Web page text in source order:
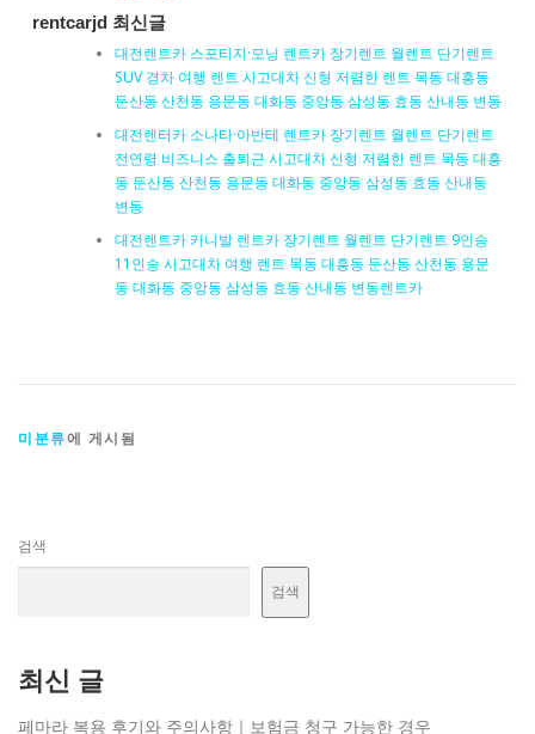
rentcarjd 최신글
대전렌트카 스포티지·모닝 렌트카 장기렌트 월렌트 단기렌트
SUV 경차 여행 렌트 사고대차 신형 저렴한 렌트 목동 대흥동
둔산동 산천동 용문동 대화동 중앙동 삼성동 효동 산내동 변동
대전렌터카 소나타·아반테 렌트카 장기렌트 월렌트 단기렌트
전연령 비즈니스 출퇴근 사고대차 신형 저렴한 렌트 목동 대흥
동 둔산동 산천동 용문동 대화동 중앙동 삼성동 효동 산내동
변동
대전렌트카 카니발 렌트카 장기렌트 월렌트 단기렌트 9인승
11인승 사고대차 여행 렌트 목동 대흥동 둔산동 산천동 용문
동 대화동 중앙동 삼성동 효동 산내동 변동렌트카
미분류에 게시됨
검색
검색
최신 글
페마라 복용 후기와 주의사항｜보험금 청구 가능한 경우